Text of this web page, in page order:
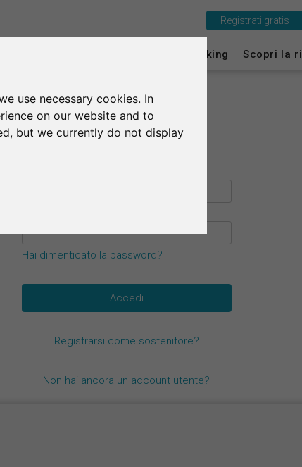
use necessary cookies. In
on our website and to
but we currently do not display
Survey Ranking Scopri la
Registrati gratis
Hai dimenticato la password?
Registrarsi come sostenitore?
Non hai ancora un account utente?